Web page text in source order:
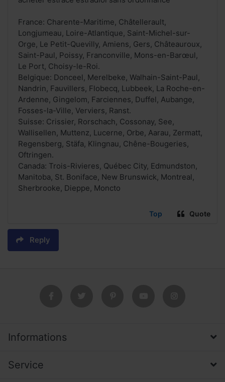
France: Charente-Maritime, Châtellerault,
Longjumeau, Loire-Atlantique, Saint-Michel-sur-
Orge, Le Petit-Quevilly, Amiens, Gers, Châteauroux,
Saint-Paul, Poissy, Franconville, Mons-en-Barœul,
Le Port, Choisy-le-Roi.
Belgique: Donceel, Merelbeke, Walhain-Saint-Paul,
Nandrin, Fauvillers, Flobecq, Lubbeek, La Roche-en-
Ardenne, Gingelom, Farciennes, Duffel, Aubange,
Fosses-la-Ville, Verviers, Ranst.
Suisse: Crissier, Rorschach, Cossonay, See,
Wallisellen, Muttenz, Lucerne, Orbe, Aarau, Zermatt,
Regensberg, Stäfa, Klingnau, Chêne-Bougeries,
Oftringen.
Canada: Trois-Rivieres, Québec City, Edmundston,
Manitoba, St. Boniface, New Brunswick, Montreal,
Sherbrooke, Dieppe, Moncto
Top Quote
Reply
Informations
Service